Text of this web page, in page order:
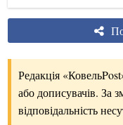
Редакція
або дописувачів. За
відповідальність